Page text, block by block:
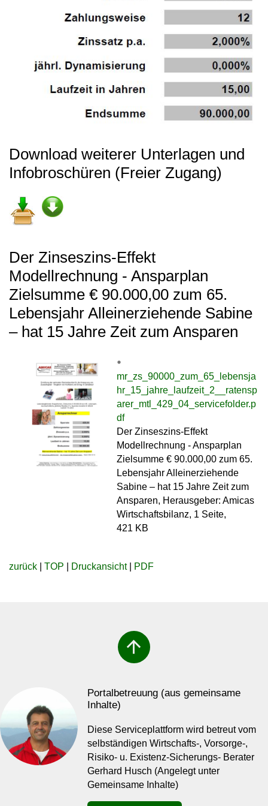
Download weiterer Unterlagen und
Infobroschüren (Freier Zugang)
Der Zinseszins-Effekt
Modellrechnung - Ansparplan
Zielsumme € 90.000,00 zum 65.
Lebensjahr Alleinerziehende Sabine
– hat 15 Jahre Zeit zum Ansparen
mr_zs_90000_zum_65_lebensja
hr_15_jahre_laufzeit_2__ratensp
arer_mtl_429_04_servicefolder.p
df
Der Zinseszins-Effekt
Modellrechnung - Ansparplan
Zielsumme € 90.000,00 zum 65.
Lebensjahr Alleinerziehende
Sabine – hat 15 Jahre Zeit zum
Ansparen, Herausgeber: Amicas
Wirtschaftsbilanz, 1 Seite,
421 KB
zurück TOP Druckansicht| PDF
arrow_upward
Portalbetreuung (aus gemeinsame
Inhalte)
Diese Serviceplattform wird betreut vom
selbständigen Wirtschafts-, Vorsorge-,
Risiko- u. Existenz-Sicherungs- Berater
Gerhard Husch (Angelegt unter
Gemeinsame Inhalte)